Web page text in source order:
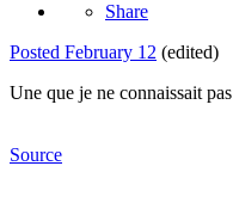
Share
Posted February 12 (edited)
Une que je ne connaissait pas
Source